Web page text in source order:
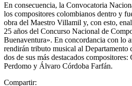
En consecuencia, la Convocatoria
los compositores colombianos dentro y
obra del Maestro Villamil y, con esto,
25 años del Concurso Nacional de
Buenaventura». En concordancia con lo
rendirán tributo musical al Departamento
dos de sus más destacados
Perdomo y Álvaro Córdoba Farfán.
Compartir: